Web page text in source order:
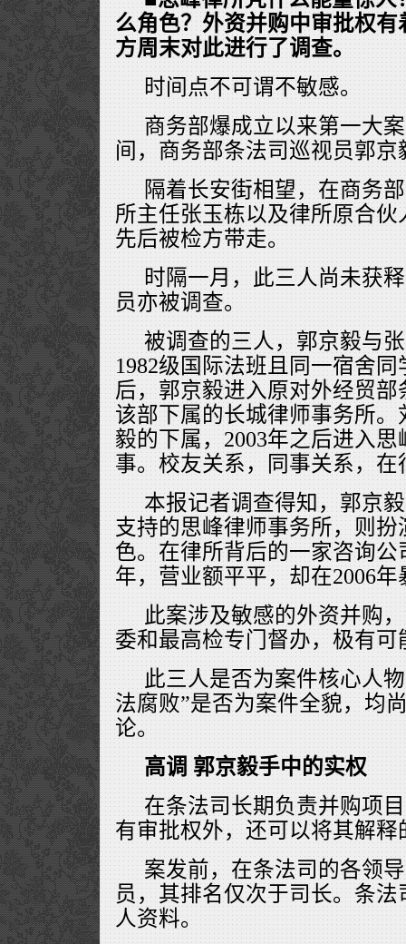
么角色？外资并购中审批权
方周末对此进行了调查。
时间点不可谓不敏感。
商务部爆成立以来第一大
间，商务部条法司巡视员郭京
隔着长安街相望，在商务
所主任张玉栋以及律所原合
先后被检方带走。
时隔一月，此三人尚未获
员亦被调查。
被调查的三人，郭京毅与
1982级国际法班且同一宿舍
后，郭京毅进入原对外经贸
该部下属的长城律师事务所
毅的下属，2003年之后进入
事。校友关系，同事关系，
本报记者调查得知，郭京
支持的思峰律师事务所，则
色。在律所背后的一家咨询公
年，营业额平平，却在2006
此案涉及敏感的外资并购
委和最高检专门督办，极有
此三人是否为案件核心人
法腐败”是否为案件全貌，均
论。
高调 郭京毅手中的实权
在条法司长期负责并购项
有审批权外，还可以将其解
案发前，在条法司的各领
员，其排名仅次于司长。条
人资料。